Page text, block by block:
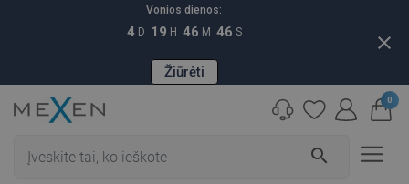
Vonios dienos:
4 D 19 H 46 M 45 S
Žiūrėti
close
search
0